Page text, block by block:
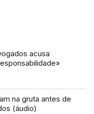
acusa
na gruta antes de
(áudio)